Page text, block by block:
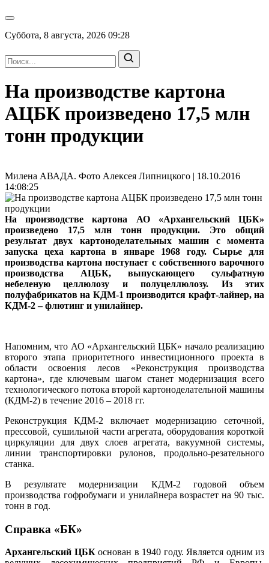
Суббота, 8 августа, 2026 09:28
На производстве картона
АЦБК произведено 17,5 млн
тонн продукции
Милена АВАДА. Фото Алексея Липницкого | 18.10.2016
14:08:25
На производстве картона АО «Архангельский ЦБК»
произведено 17,5 млн тонн продукции. Это общий
результат двух картоноделательных машин с момента
запуска цеха картона в январе 1968 году. Сырье для
производства картона поступает с собственного варочного
производства АЦБК, выпускающего сульфатную
небеленую целлюлозу и полуцеллюлозу. Из этих
полуфабрикатов на КДМ-1 производится крафт-лайнер, на
КДМ-2 – флютинг и унилайнер.
Напомним, что АО «Архангельский ЦБК» начало реализацию
второго этапа приоритетного инвестиционного проекта в
области освоения лесов «Реконструкция производства
картона», где ключевым шагом станет модернизация всего
технологического потока второй картоноделательной машины
(КДМ-2) в течение 2016 – 2018 гг.
Реконструкция КДМ-2 включает модернизацию сеточной,
прессовой, сушильной части агрегата, оборудования короткой
циркуляции для двух слоев агрегата, вакуумной системы,
линии транспортировки рулонов, продольно-резательного
станка.
В результате модернизации КДМ-2 годовой объем
производства гофробумаги и унилайнера возрастет на 90 тыс.
тонн в год.
Справка «БК»
Архангельский ЦБКоснован в 1940 году. Является одним из